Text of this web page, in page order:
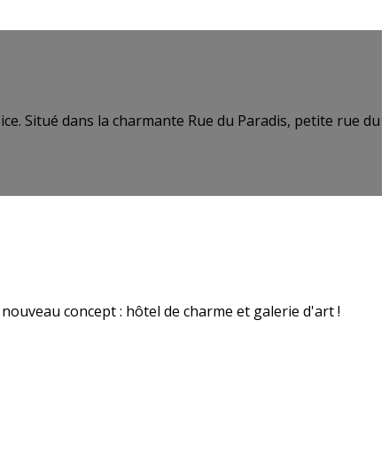
Situé dans la charmante Rue du Paradis, petite rue du
concept : hôtel de charme et galerie d'art !